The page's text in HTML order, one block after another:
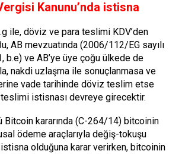
Kanunu’nda istisna
ile, döviz ve para tes­limi KDV’den
AB mevzuatında (2006/112/EG sayılı
b.e) ve AB’ye üye çoğu ülkede de
nakdi uzlaşma ile so­nuçlanmasa ve
vade tarihinde döviz teslim etse
istisnası devreye girecektir.
Bitcoin kararında (C-264/14) bitcoinin
ödeme araçlarıyla değiş-tokuşu
olduğuna karar verirken, bitcoinin